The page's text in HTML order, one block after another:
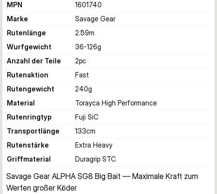
MPN
1601740
Marke
Savage Gear
Rutenlänge
2.59m
Wurfgewicht
36-126g
Anzahl der Teile
2pc
Rutenaktion
Fast
Rutengewicht
240g
Material
Torayca High Performance
Rutenringtyp
Fuji SiC
Transportlänge
133cm
Rutenstärke
Extra Heavy
Griffmaterial
Duragrip STC
Savage Gear ALPHA SG8 Big Bait — Maximale Kraft zum
Werfen großer Köder